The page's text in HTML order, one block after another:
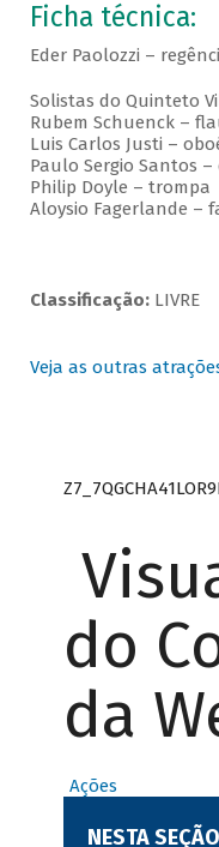
Ficha técnica:
Eder Paolozzi –
Solistas do Quinteto
Rubem Schuenck –
Luis Carlos Justi –
Paulo Sergio Santos
Philip Doyle – trompa
Aloysio Fagerlande –
Classificação:LIVRE
Veja as outras
do
da
Ações
NESTA SEÇÃO